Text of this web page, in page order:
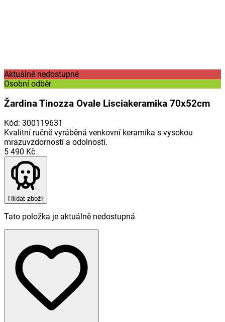
Aktuálně nedostupné
Osobní odběr
Žardina Tinozza Ovale Lisciakeramika 70x52cm
Kód: 300119631
Kvalitní ručně vyráběná venkovní keramika s vysokou
mrazuvzdorností a odolností.
5 490 Kč
Hlídat zboží
Tato položka je aktuálně nedostupná